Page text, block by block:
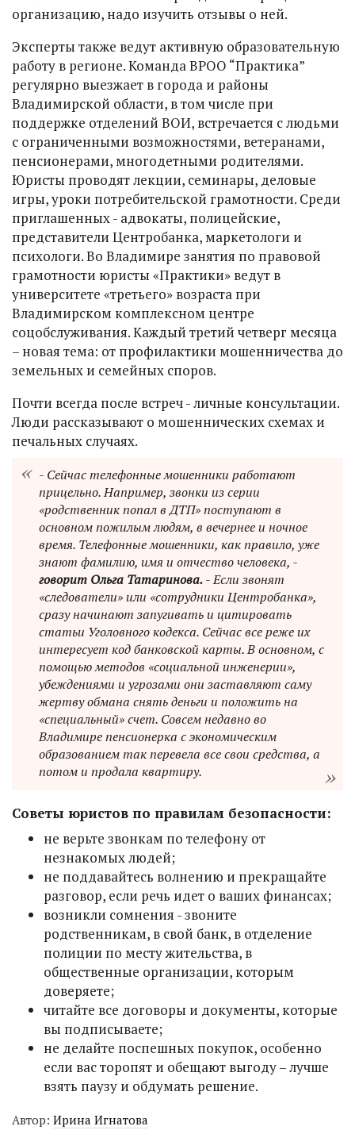
организацию, надо изучить отзывы о ней.
Эксперты также ведут активную образовательную
работу в регионе. Команда ВРОО “Практика”
регулярно выезжает в города и районы
Владимирской области, в том числе при
поддержке отделений ВОИ, встречается с людьми
с ограниченными возможностями, ветеранами,
пенсионерами, многодетными родителями.
Юристы проводят лекции, семинары, деловые
игры, уроки потребительской грамотности. Среди
приглашенных - адвокаты, полицейские,
представители Центробанка, маркетологи и
психологи. Во Владимире занятия по правовой
грамотности юристы «Практики» ведут в
университете «третьего» возраста при
Владимирском комплексном центре
соцобслуживания. Каждый третий четверг месяца
– новая тема: от профилактики мошенничества до
земельных и семейных споров.
Почти всегда после встреч - личные консультации.
Люди рассказывают о мошеннических схемах и
печальных случаях.
- Сейчас телефонные мошенники работают
прицельно. Например, звонки из серии
«родственник попал в ДТП» поступают в
основном пожилым людям, в вечернее и ночное
время. Телефонные мошенники, как правило, уже
знают фамилию, имя и отчество человека, -
говорит Ольга Татаринова.- Если звонят
«следователи» или «сотрудники Центробанка»,
сразу начинают запугивать и цитировать
статьи Уголовного кодекса. Сейчас все реже их
интересует код банковской карты. В основном, с
помощью методов «социальной инженерии»,
убеждениями и угрозами они заставляют саму
жертву обмана снять деньги и положить на
«специальный» счет. Совсем недавно во
Владимире пенсионерка с экономическим
образованием так перевела все свои средства, а
потом и продала квартиру.
Советы юристов по правилам безопасности:
не верьте звонкам по телефону от
незнакомых людей;
не поддавайтесь волнению и прекращайте
разговор, если речь идет о ваших финансах;
возникли сомнения - звоните
родственникам, в свой банк, в отделение
полиции по месту жительства, в
общественные организации, которым
доверяете;
читайте все договоры и документы, которые
вы подписываете;
не делайте поспешных покупок, особенно
если вас торопят и обещают выгоду – лучше
взять паузу и обдумать решение.
Автор: Ирина Игнатова